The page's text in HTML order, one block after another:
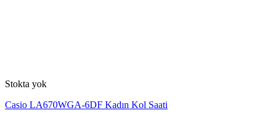
Stokta yok
Casio LA670WGA-6DF Kadın Kol Saati